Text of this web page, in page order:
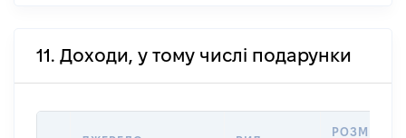
11. Доходи, у тому числі подарунки
РОЗМІР